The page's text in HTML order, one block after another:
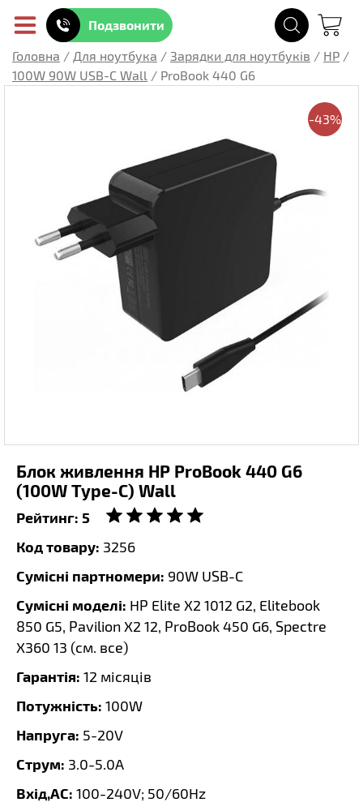
Подзвонити
Головна / Для ноутбука / Зарядки для ноутбуків / HP /
100W 90W USB-C Wall / ProBook 440 G6
-43%
Блок живлення HP ProBook 440 G6
(100W Type-C) Wall
Рейтинг: 5
Код товару: 3256
Сумісні партномери: 90W USB-C
Сумісні моделі: HP Elite X2 1012 G2, Elitebook
850 G5, Pavilion X2 12, ProBook 450 G6, Spectre
X360 13 (см. все)
Гарантія: 12 місяців
Потужність: 100W
Напруга: 5-20V
Струм: 3.0-5.0A
Вхід,AC: 100-240V; 50/60Hz